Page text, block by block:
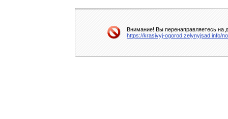
Внимание! Вы перенаправляетесь на
https://krasivyj-ogorod.zelynyjsad.info/